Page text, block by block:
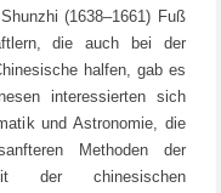
(1638–1661) Fuß
die auch bei der
halfen, gab es
interessierten sich
und Astronomie, die
Methoden der
der chinesischen